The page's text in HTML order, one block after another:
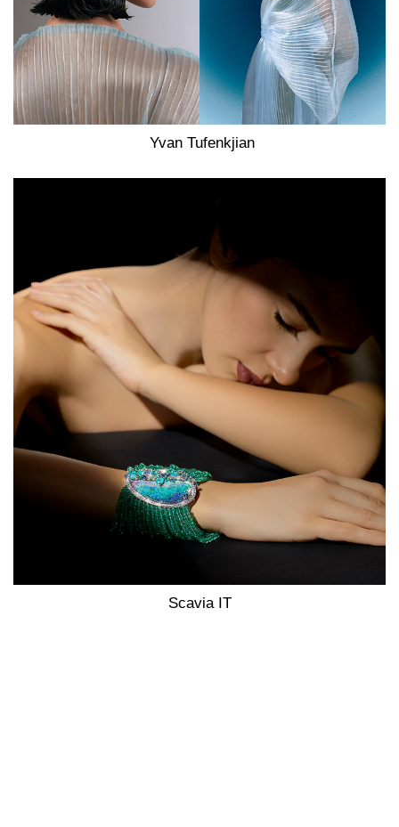
Yvan Tufenkjian
Scavia IT